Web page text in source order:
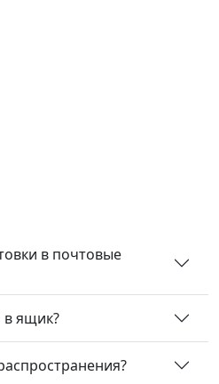
в почтовые
ящик?